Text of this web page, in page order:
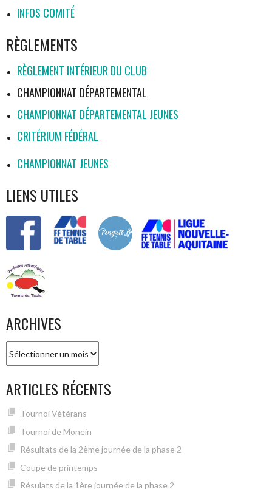
INFOS COMITÉ
RÈGLEMENTS
RÈGLEMENT INTÉRIEUR DU CLUB
CHAMPIONNAT DÉPARTEMENTAL
CHAMPIONNAT DÉPARTEMENTAL JEUNES
CRITÉRIUM FÉDÉRAL
CHAMPIONNAT JEUNES
LIENS UTILES
ARCHIVES
ARTICLES RÉCENTS
Tournoi Vétérans
Tournoi de Monein
Résultats de la 2ème journée de la phase 2
Coupe de printemps
Résulats de la 1ère journée de la phase 2